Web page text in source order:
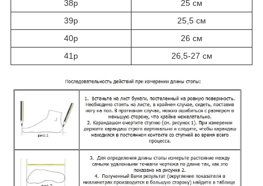
38р
25 см
39р
25,5 см
40р
26 см
41р
26,5-27 см